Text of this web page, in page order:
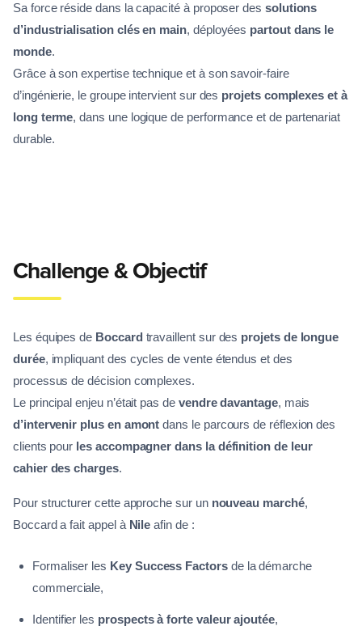
Sa force réside dans la capacité à proposer des solutions
d’industrialisation clés en main, déployées partout dans le
monde.
Grâce à son expertise technique et à son savoir-faire
d’ingénierie, le groupe intervient sur des projets complexes et à
long terme, dans une logique de performance et de partenariat
durable.
Challenge & Objectif
Les équipes de Boccard travaillent sur des projets de longue
durée, impliquant des cycles de vente étendus et des
processus de décision complexes.
Le principal enjeu n’était pas de vendre davantage, mais
d’intervenir plus en amont dans le parcours de réflexion des
clients pour les accompagner dans la définition de leur
cahier des charges.
Pour structurer cette approche sur un nouveau marché,
Boccard a fait appel à Nile afin de :
Formaliser les Key Success Factorsde la démarche
commerciale,
Identifier les prospects à forte valeur ajoutée,